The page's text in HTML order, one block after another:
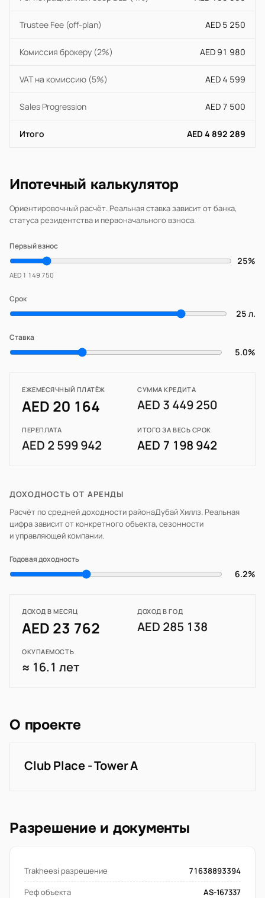
Trustee Fee (off-plan) AED 5 250
Комиссия брокеру (2%) AED 91 980
VAT на комиссию (5%) AED 4 599
Sales Progression AED 7 500
Итого AED 4 892 289
Ипотечный калькулятор
Ориентировочный расчёт. Реальная ставка зависит от банка,
статуса резидентства и первоначального взноса.
Первый взнос
25%
AED 1 149 750
Срок
25 л.
Ставка
5.0%
ЕЖЕМЕСЯЧНЫЙ ПЛАТЁЖ
AED 20 164
СУММА КРЕДИТА
AED 3 449 250
ПЕРЕПЛАТА
AED 2 599 942
ИТОГО ЗА ВЕСЬ СРОК
AED 7 198 942
ДОХОДНОСТЬ ОТ АРЕНДЫ
Расчёт по средней доходности районаДубай Хиллз. Реальная
цифра зависит от конкретного объекта, сезонности
и управляющей компании.
Годовая доходность
6.2%
ДОХОД В МЕСЯЦ
AED 23 762
ДОХОД В ГОД
AED 285 138
ОКУПАЕМОСТЬ
≈ 16.1 лет
О проекте
Club Place - Tower A
Разрешение и документы
Trakheesi разрешение
71638893394
Реф объекта
AS-167337